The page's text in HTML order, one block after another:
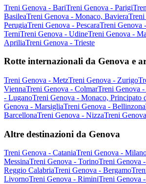
Treni Genova - BariTreni Genova - Parigi
BasileaTreni Genova - Monaco, Baviera
PerugiaTreni Genova - PescaraTreni Genova
TerniTreni Genova - UdineTreni Genova -
ApriliaTreni Genova - Trieste
Rotte internazionali da Genova e
Treni Genova - MetzTreni Genova - Zurigo
ViennaTreni Genova - ColmarTreni Genova -
- LuganoTreni Genova - Monaco, Principato
Genova - MarsigliaTreni Genova - Bellinzona
BarcellonaTreni Genova - NizzaTreni
Altre destinazioni da Genova
Treni Genova - CataniaTreni Genova -
MessinaTreni Genova - TorinoTreni Genova
Reggio CalabriaTreni Genova - Bergamo
LivornoTreni Genova - RiminiTreni Genova